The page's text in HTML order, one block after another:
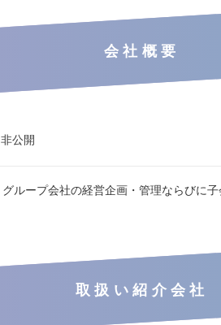
会社概要
非公開
グループ会社の経営企画・管理ならびに
取扱い紹介会社